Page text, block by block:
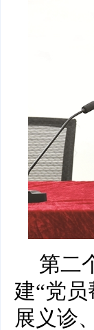
第二
建“党
展义诊